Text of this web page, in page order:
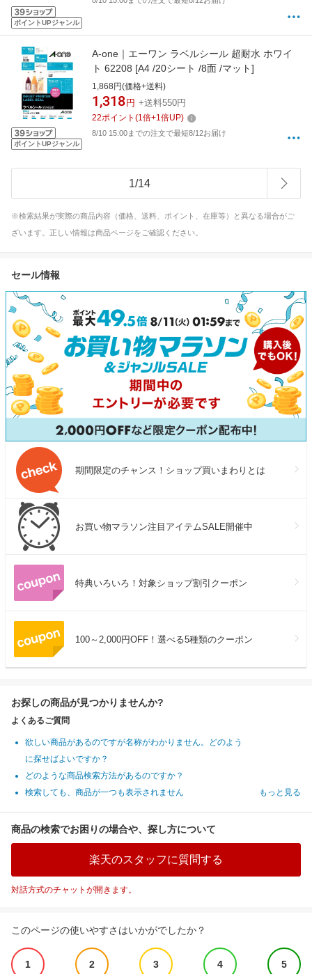
ポイントUPジャンル
ポイントUPジャンル
A-one｜エーワン ラベルシール 超耐水 ホワイ
ト 62208 [A4 /20シート /8面 /マット]
1,868円(価格+送料)
1,318 円 +送料550円
22ポイント (1倍+1倍UP)
8/10 15:00までの注文で最短8/12お届け
1/14
※検索結果が実際の商品内容（価格、送料、ポイント、在庫等）と異なる場合がご
ざいます。正しい情報は商品ページをご確認ください。
セール情報
期間限定のチャンス！ショップ買いまわりとは
お買い物マラソン注目アイテムSALE開催中
特典いろいろ！対象ショップ割引クーポン
100～2,000円OFF！選べる5種類のクーポン
お探しの商品が見つかりませんか?
よくあるご質問
欲しい商品があるのですが名称がわかりません。どのよう
に探せばよいですか？
どのような商品検索方法があるのですか？
検索しても、商品が一つも表示されません
もっと見る
商品の検索でお困りの場合や、探し方について
楽天のスタッフに質問する
対話方式のチャットが開きます。
このページの使いやすさはいかがでしたか？
1 2 3 4 5